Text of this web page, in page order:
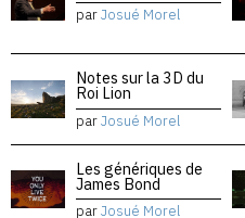
parJosué Morel
Notes sur la 3D du
Roi Lion
parJosué Morel
Les génériques de
James Bond
parJosué Morel